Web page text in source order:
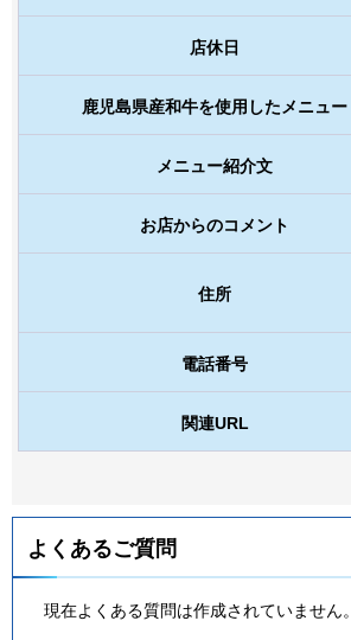
店休日
鹿児島県産和牛を使用したメニュー
メニュー紹介文
お店からのコメント
住所
電話番号
関連URL
よくあるご質問
現在よくある質問は作成されていません。